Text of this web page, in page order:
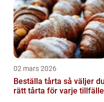
02 mars 2026
Beställa tårta så väljer du
rätt tårta för varje tillfälle